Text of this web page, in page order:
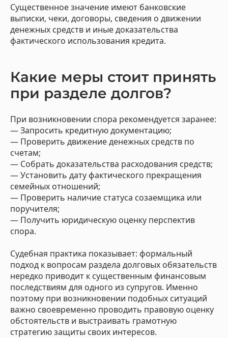
Существенное значение имеют банковские
выписки, чеки, договоры, сведения о движении
денежных средств и иные доказательства
фактического использования кредита.
Какие меры стоит принять
при разделе долгов?
При возникновении спора рекомендуется заранее:
— Запросить кредитную документацию;
— Проверить движение денежных средств по
счетам;
— Собрать доказательства расходования средств;
— Установить дату фактического прекращения
семейных отношений;
— Проверить наличие статуса созаемщика или
поручителя;
— Получить юридическую оценку перспектив
спора.
Судебная практика показывает: формальный
подход к вопросам раздела долговых обязательств
нередко приводит к существенным финансовым
последствиям для одного из супругов. Именно
поэтому при возникновении подобных ситуаций
важно своевременно проводить правовую оценку
обстоятельств и выстраивать грамотную
стратегию защиты своих интересов.